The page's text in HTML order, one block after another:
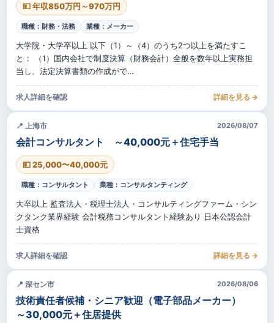
💴 年収850万円～970万円
職種：財務・法務 業種：メーカー
大学院・大学卒以上 以下（1）～（4）のうち2つ以上を満たすこ
と： （1）国内会社で制度決算（財務会計）全般を数年以上実務担
当し、法定決算書類の作成がで…
求人詳細を確認 詳細を見る →
📍 上海市 2026/08/07
会計コンサルタント ～40,000元＋住宅手当
💴 25,000〜40,000元
職種：コンサルタント 業種：コンサルタンティング
大卒以上 監査法人・税理士法人・コンサルティングファーム・シン
クタンク業界経験 会計税務コンサルタント経験あり 日本公認会計
士資格
求人詳細を確認 詳細を見る →
📍 深セン市 2026/08/06
技術責任者候補・シニア歓迎（電子部品メーカー）
～30,000元＋住居提供